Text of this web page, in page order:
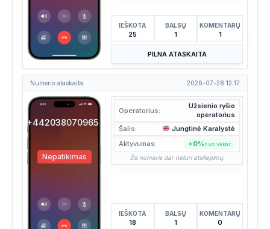
IEŠKOTA
25
BALSŲ
1
KOMENTARŲ
1
PILNA ATASKAITA
Numerio ataskaita 2026-07-28 12:17
+442038070965
Nepatikimas
Operatorius:
Užsienio ryšio
operatorius
Šalis:
Jungtinė Karalystė
Aktyvumas:
+0%nuo vakar
Šis numeris dar neturi atsiliepimų.
IEŠKOTA
18
BALSŲ
1
KOMENTARŲ
0